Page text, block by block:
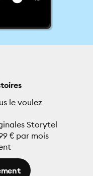
le voulez
Storytel
€ par mois